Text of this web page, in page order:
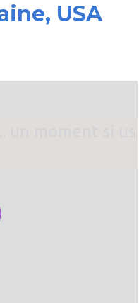
USA
un moment si us